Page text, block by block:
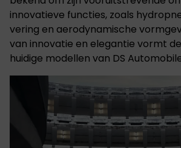
innovatieve functies, zoals
vering en aerodynamische
van innovatie en elegantie vormt
huidige modellen van DS